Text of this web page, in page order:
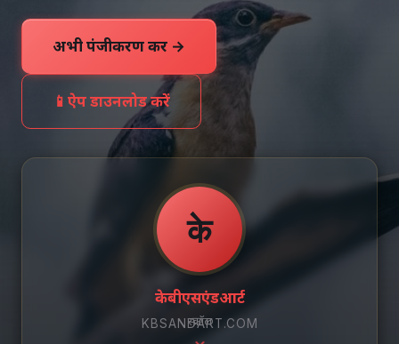
अभी पंजीकरण करें →
📱 ऐप डाउनलोड करें
के
केबीएसएंडआर्ट
KBSANDART.COM
स्क्रॉल